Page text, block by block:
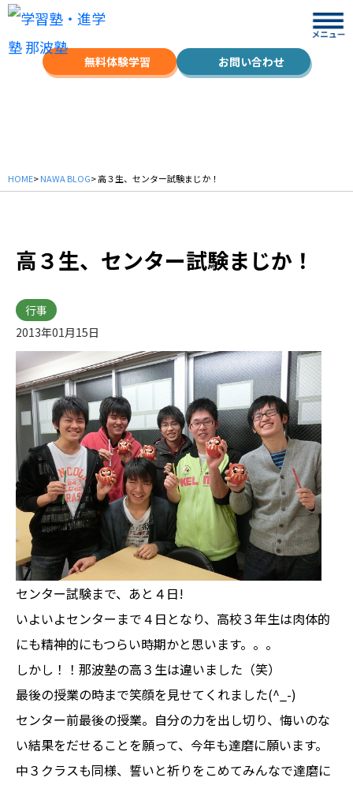
無料体験学習 お問い合わせ
HOME>NAWA BLOG> 高３生、センター試験まじか！
高３生、センター試験まじか！
行事
2013年01月15日
センター試験まで、あと４日!
いよいよセンターまで４日となり、高校３年生は肉体的
にも精神的にもつらい時期かと思います。。。
しかし！！那波塾の高３生は違いました（笑）
最後の授業の時まで笑顔を見せてくれました(^_-)
センター前最後の授業。自分の力を出し切り、悔いのな
い結果をだせることを願って、今年も達磨に願います。
中３クラスも同様、誓いと祈りをこめてみんなで達磨に